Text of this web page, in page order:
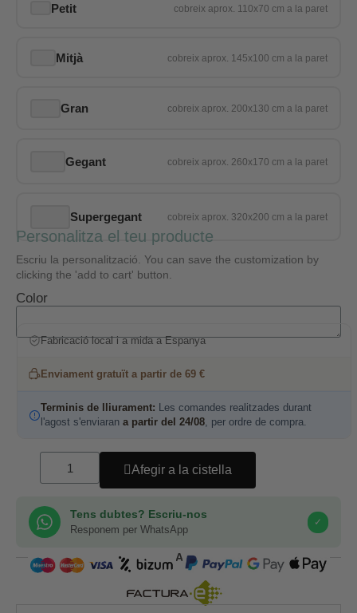
Petit
Mitjà
Gran
Gegant
Supergegant
Personalitza el teu producte
Escriu la personalització. You can save the customization by
clicking the 'add to cart' button.
Color
Fabricació local i a mida a Espanya
Enviament gratuït a partir de 69 €
Terminis de lliurament: Les comandes realitzades durant
l'agost s'enviaran a partir del 24/08, per ordre de compra.
Afegir a la cistella
Tens dubtes? Escriu-nos
Responem per WhatsApp
✓
COMPRA SEGURA